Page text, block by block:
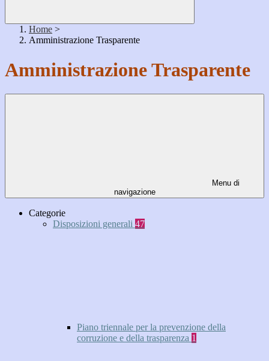
Home >
Amministrazione Trasparente
Amministrazione Trasparente
Menu di
navigazione
Categorie
Disposizioni generali 47
Piano triennale per la prevenzione della
corruzione e della trasparenza 1